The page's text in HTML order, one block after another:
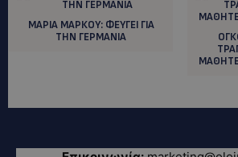
ΜΑΡΙΑ ΜΑΡΚΟΥ: ΦΕΥΓΕΙ ΓΙΑ
ΤΗΝ ΓΕΡΜΑΝΙΑ